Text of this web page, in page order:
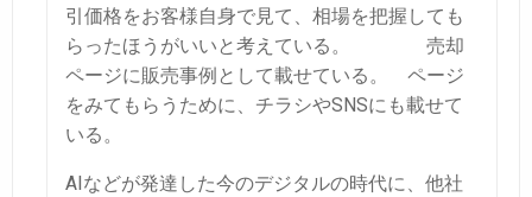
引価格をお客様自身で見て、相場を把握しても
らったほうがいいと考えている。
売却
ページに販売事例として載せている。
ページ
をみてもらうために、チラシやSNSにも載せて
いる。
AIなどが発達した今のデジタルの時代に、他社